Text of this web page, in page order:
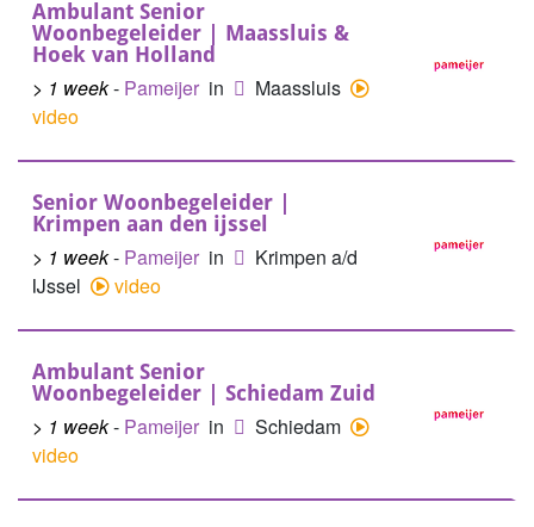
Ambulant Senior
Woonbegeleider | Maassluis &
Hoek van Holland
> 1 week- Pameijer in
Maassluis
video
Senior Woonbegeleider |
Krimpen aan den ijssel
> 1 week- Pameijer in
Krimpen a/d
IJssel
video
Ambulant Senior
Woonbegeleider | Schiedam Zuid
> 1 week- Pameijer in
Schiedam
video